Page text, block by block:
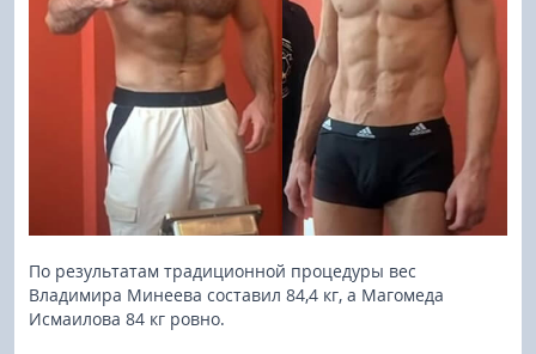
По результатам традиционной процедуры вес
Владимира Минеева составил 84,4 кг, а Магомеда
Исмаилова 84 кг ровно.